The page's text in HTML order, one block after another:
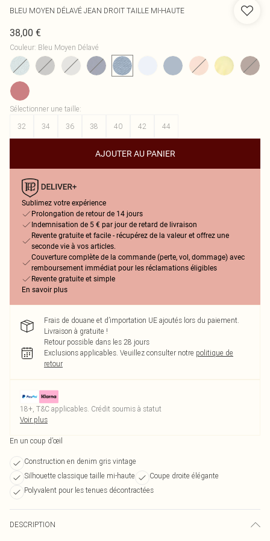
BLEU MOYEN DÉLAVÉ JEAN DROIT TAILLE MI-HAUTE
38,00 €
Couleur: Bleu Moyen Délavé
Sélectionner une taille:
32
34 36 38 40 42 44
AJOUTER AU PANIER
Sublimez votre expérience
Prolongation de retour de 14 jours
Indemnisation de 5 € par jour de retard de livraison
Revente gratuite et facile - récupérez de la valeur et offrez une
seconde vie à vos articles.
Couverture complète de la commande (perte, vol, dommage) avec
remboursement immédiat pour les réclamations éligibles
Revente gratuite et simple
En savoir plus
Frais de douane et d’importation UE ajoutés lors du paiement.
Livraison à gratuite !
Retour possible dans les 28 jours
Exclusions applicables. Veuillez consulter notre politique de
retour
18+, T&C applicables. Crédit soumis à statut
Voir plus
En un coup d’œil
Construction en denim gris vintage
Silhouette classique taille mi-haute
Coupe droite élégante
Polyvalent pour les tenues décontractées
DESCRIPTION